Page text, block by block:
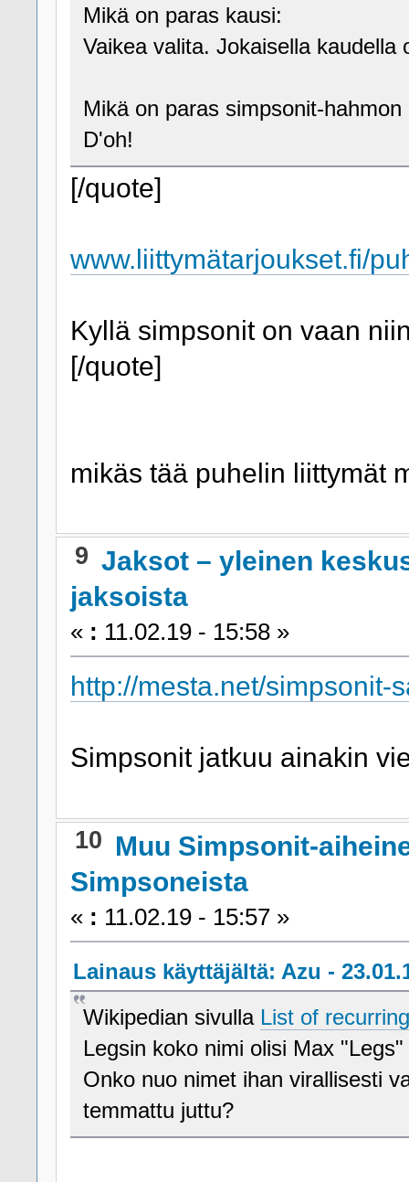
Mikä on paras kausi:
Vaikea valita. Jokaisella
Mikä on paras simpsonit-hahmon
D'oh!
[/quote]
www.liittymätarjoukset.fi/
Kyllä simpsonit on vaan
[/quote]
mikäs tää puhelin liittymät
9 Jaksot – yleinen
jaksoista
« : 11.02.19 - 15:58 »
http://mesta.net/simpsonit-
Simpsonit jatkuu ainakin
10 Muu Simpsonit-
Simpsoneista
« : 11.02.19 - 15:57 »
Lainaus käyttäjältä: Azu -
Wikipedian sivulla List of
Legsin koko nimi olisi Max
Onko nuo nimet ihan virallisesti
temmattu juttu?